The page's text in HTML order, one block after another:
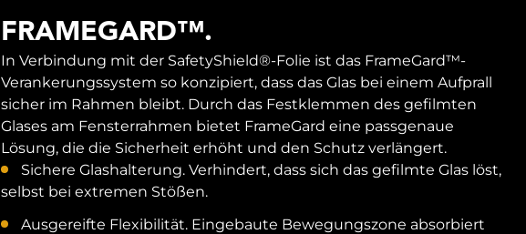
FRAMEGARD™.
In Verbindung mit der SafetyShield®-Folie ist das FrameGard™-
Verankerungssystem so konzipiert, dass das Glas bei einem Aufprall
sicher im Rahmen bleibt. Durch das Festklemmen des gefilmten
Glases am Fensterrahmen bietet FrameGard eine passgenaue
Lösung, die die Sicherheit erhöht und den Schutz verlängert.
Sichere Glashalterung. Verhindert, dass sich das gefilmte Glas löst,
selbst bei extremen Stößen.
Ausgereifte Flexibilität. Eingebaute Bewegungszone absorbiert